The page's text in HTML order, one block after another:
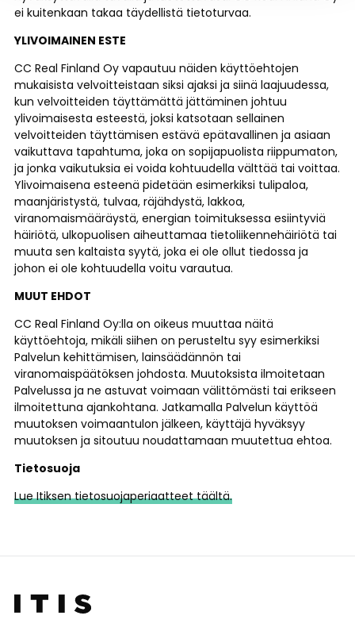
ei kuitenkaan takaa täydellistä tietoturvaa.
YLIVOIMAINEN ESTE
CC Real Finland Oy vapautuu näiden käyttöehtojen
mukaisista velvoitteistaan siksi ajaksi ja siinä laajuudessa,
kun velvoitteiden täyttämättä jättäminen johtuu
ylivoimaisesta esteestä, joksi katsotaan sellainen
velvoitteiden täyttämisen estävä epätavallinen ja asiaan
vaikuttava tapahtuma, joka on sopijapuolista riippumaton,
ja jonka vaikutuksia ei voida kohtuudella välttää tai voittaa.
Ylivoimaisena esteenä pidetään esimerkiksi tulipaloa,
maanjäristystä, tulvaa, räjähdystä, lakkoa,
viranomaismääräystä, energian toimituksessa esiintyviä
häiriötä, ulkopuolisen aiheuttamaa tietoliikennehäiriötä tai
muuta sen kaltaista syytä, joka ei ole ollut tiedossa ja
johon ei ole kohtuudella voitu varautua.
MUUT EHDOT
CC Real Finland Oy:lla on oikeus muuttaa näitä
käyttöehtoja, mikäli siihen on perusteltu syy esimerkiksi
Palvelun kehittämisen, lainsäädännön tai
viranomaispäätöksen johdosta. Muutoksista ilmoitetaan
Palvelussa ja ne astuvat voimaan välittömästi tai erikseen
ilmoitettuna ajankohtana. Jatkamalla Palvelun käyttöä
muutoksen voimaantulon jälkeen, käyttäjä hyväksyy
muutoksen ja sitoutuu noudattamaan muutettua ehtoa.
Tietosuoja
Lue Itiksen tietosuojaperiaatteet täältä.